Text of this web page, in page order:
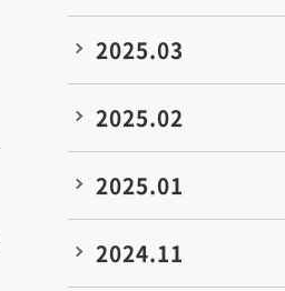
2025.03
2025.02
2025.01
2024.11